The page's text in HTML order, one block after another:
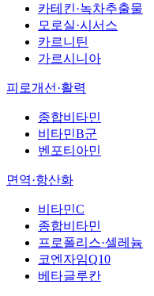
카테킨·녹차추출물
모로실·시서스
카르니틴
가르시니아
피로개선·활력
종합비타민
비타민B군
벤포티아민
면역·항산화
비타민C
종합비타민
프로폴리스·셀레늄
코엔자임Q10
베타글루칸